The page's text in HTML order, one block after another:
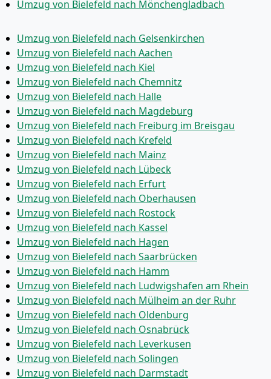
Umzug von Bielefeld nach Mönchen­gladbach
Umzug von Bielefeld nach Gelsenkirchen
Umzug von Bielefeld nach Aachen
Umzug von Bielefeld nach Kiel
Umzug von Bielefeld nach Chemnitz
Umzug von Bielefeld nach Halle
Umzug von Bielefeld nach Magdeburg
Umzug von Bielefeld nach Freiburg im Breisgau
Umzug von Bielefeld nach Krefeld
Umzug von Bielefeld nach Mainz
Umzug von Bielefeld nach Lübeck
Umzug von Bielefeld nach Erfurt
Umzug von Bielefeld nach Oberhausen
Umzug von Bielefeld nach Rostock
Umzug von Bielefeld nach Kassel
Umzug von Bielefeld nach Hagen
Umzug von Bielefeld nach Saarbrücken
Umzug von Bielefeld nach Hamm
Umzug von Bielefeld nach Ludwigshafen am Rhein
Umzug von Bielefeld nach Mülheim an der Ruhr
Umzug von Bielefeld nach Oldenburg
Umzug von Bielefeld nach Osnabrück
Umzug von Bielefeld nach Leverkusen
Umzug von Bielefeld nach Solingen
Umzug von Bielefeld nach Darmstadt